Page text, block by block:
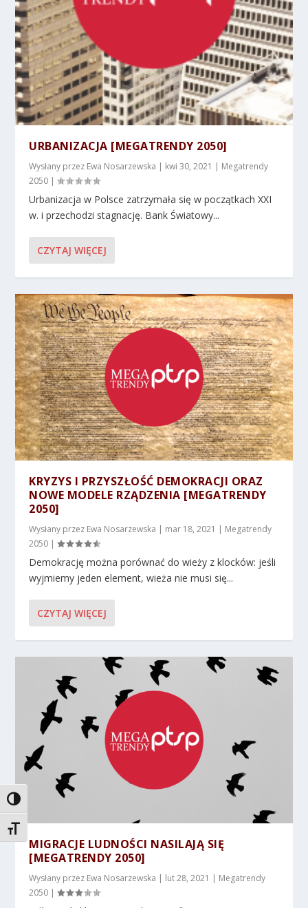
TOGGLE HIGH CONTRAST
TOGGLE FONT SIZE
URBANIZACJA [MEGATRENDY 2050]
Wysłany przez Ewa Nosarzewska | kwi 30, 2021 | Megatrendy
2050 |
Urbanizacja w Polsce zatrzymała się w początkach XXI
w. i przechodzi stagnację. Bank Światowy...
CZYTAJ WIĘCEJ
KRYZYS I PRZYSZŁOŚĆ DEMOKRACJI ORAZ
NOWE MODELE RZĄDZENIA [MEGATRENDY
2050]
Wysłany przez Ewa Nosarzewska | mar 18, 2021 | Megatrendy
2050 |
Demokrację można porównać do wieży z klocków: jeśli
wyjmiemy jeden element, wieża nie musi się...
CZYTAJ WIĘCEJ
MIGRACJE LUDNOŚCI NASILAJĄ SIĘ
[MEGATRENDY 2050]
Wysłany przez Ewa Nosarzewska | lut 28, 2021 | Megatrendy
2050 |